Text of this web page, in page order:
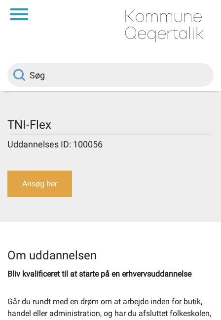
Borger
Om kommunen
Selvbetjening
Planportal
Tidsbestilling
TNI-Flex
Uddannelses ID: 100056
Ansøg her
Om uddannelsen
Bliv kvalificeret til at starte på en erhvervsuddannelse
Går du rundt med en drøm om at arbejde inden for butik,
handel eller administration, og har du afsluttet folkeskolen,